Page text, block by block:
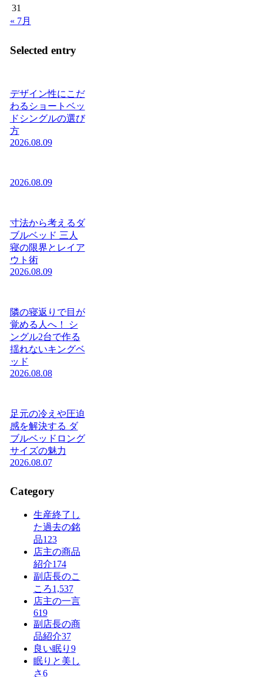
31
« 7月
Selected entry
デザイン性にこだ
わるショートベッ
ドシングルの選び
方
2026.08.09
2026.08.09
寸法から考えるダ
ブルベッド 三人
寝の限界とレイア
ウト術
2026.08.09
隣の寝返りで目が
覚める人へ！ シ
ングル2台で作る
揺れないキングベ
ッド
2026.08.08
足元の冷えや圧迫
感を解決する ダ
ブルベッドロング
サイズの魅力
2026.08.07
Category
生産終了し
た過去の銘
品123
店主の商品
紹介174
副店長のこ
ころ1,537
店主の一言
619
副店長の商
品紹介37
良い眠り 9
眠りと美し
さ6